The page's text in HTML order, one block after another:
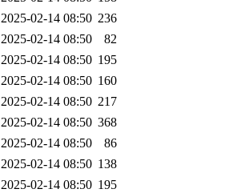
2025-02-14 08:50 236
2025-02-14 08:50
82
2025-02-14 08:50 195
2025-02-14 08:50 160
2025-02-14 08:50 217
2025-02-14 08:50 368
2025-02-14 08:50
86
2025-02-14 08:50 138
2025-02-14 08:50 195